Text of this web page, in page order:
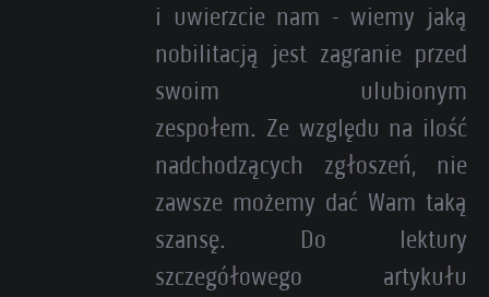
i uwierzcie nam - wiemy jaką
nobilitacją jest zagranie przed
swoim ulubionym
zespołem. Ze względu na ilość
nadchodzących zgłoszeń, nie
zawsze możemy dać Wam taką
szansę. Do lektury
szczegółowego artykułu